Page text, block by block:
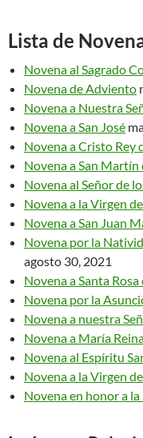
Lista de
Novena al Sagrado
Novena de Adviento
Novena a Nuestra
Novena a San José
Novena a Cristo Rey
Novena a San Martín
Novena al Señor de
Novena a la Virgen
Novena a San Juan
Novena por la
agosto 30, 2021
Novena a Santa Rosa
Novena por la
Novena a nuestra
Novena a María
Novena al Espíritu
Novena a la Virgen
Novena en honor a